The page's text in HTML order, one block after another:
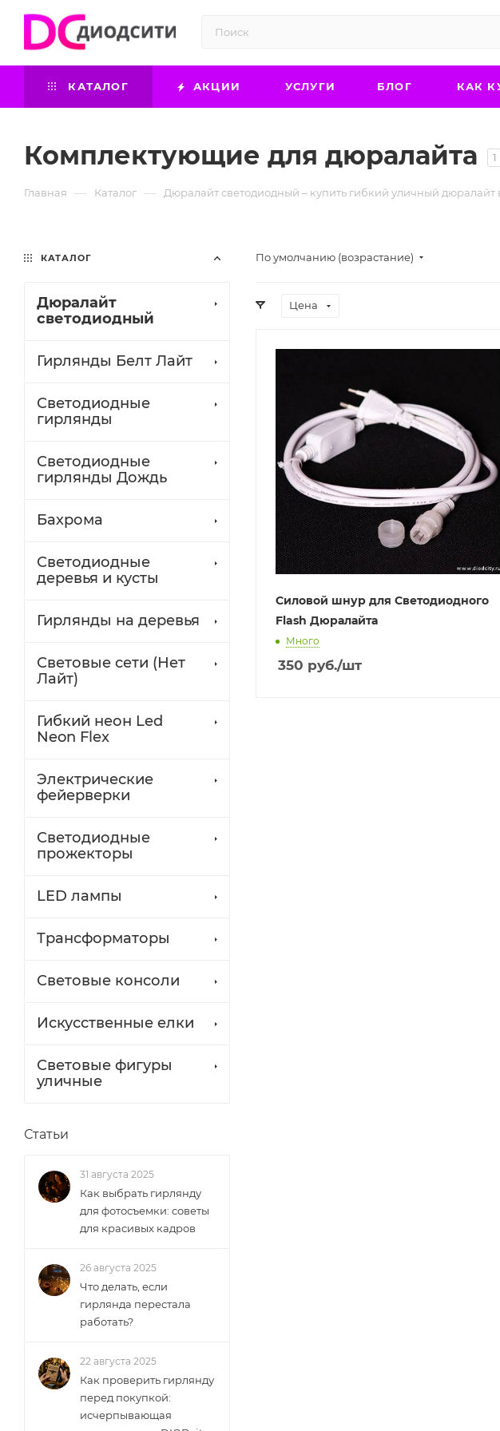
КАТАЛОГ АКЦИИ УСЛУГИ БЛОГ КАК
Комплектующие для дюралайта 1
Главная — Каталог — Дюралайт светодиодный – купить гибкий уличный дюралайт
По умолчанию (возрастание)
Цена
Силовой шнур для Светодиодного
Flash Дюралайта
Много
350 руб./шт
КАТАЛОГ
Дюралайт
светодиодный
Гирлянды Белт Лайт
Светодиодные
гирлянды
Светодиодные
гирлянды Дождь
Бахрома
Светодиодные
деревья и кусты
Гирлянды на деревья
Световые сети (Нет
Лайт)
Гибкий неон Led
Neon Flex
Электрические
фейерверки
Светодиодные
прожекторы
LED лампы
Трансформаторы
Световые консоли
Искусственные елки
Световые фигуры
уличные
Статьи
31 августа 2025
Как выбрать гирлянду
для фотосъемки: советы
для красивых кадров
26 августа 2025
Что делать, если
гирлянда перестала
работать?
22 августа 2025
Как проверить гирлянду
перед покупкой:
исчерпывающая